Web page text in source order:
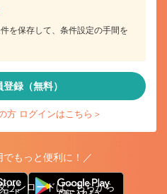
を保存して、条件設定の手間を
録（無料）
方 ログインはこちら＞
でもっと便利に！／
ウンロードはこちらから